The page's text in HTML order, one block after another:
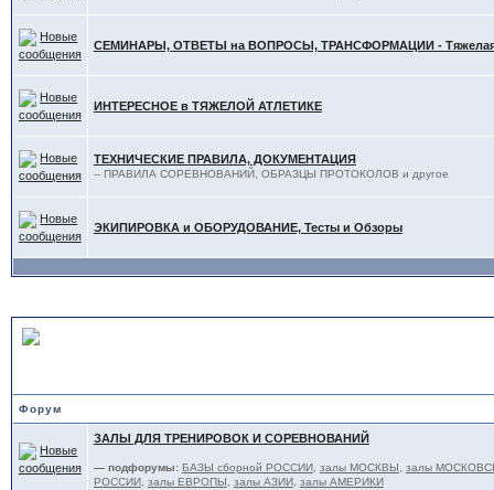
СЕМИНАРЫ, ОТВЕТЫ на ВОПРОСЫ, ТРАНСФОРМАЦИИ - Тяжелая
ИНТЕРЕСНОЕ в ТЯЖЕЛОЙ АТЛЕТИКЕ
ТЕХНИЧЕСКИЕ ПРАВИЛА, ДОКУМЕНТАЦИЯ
-- ПРАВИЛА СОРЕВНОВАНИЙ, ОБРАЗЦЫ ПРОТОКОЛОВ и другое
ЭКИПИРОВКА и ОБОРУДОВАНИЕ, Тесты и Обзоры
Форум
ЗАЛЫ ДЛЯ ТРЕНИРОВОК И СОРЕВНОВАНИЙ
— подфорумы: БАЗЫ сборной РОССИИ, залы МОСКВЫ
залы
РОССИИ, залы ЕВРОПЫ залы АЗИИ, залы АМЕРИКИ